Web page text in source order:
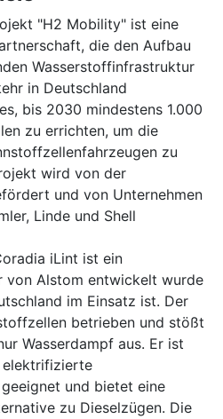
"H2 Mobility" ist eine
die den Aufbau
Wasserstoffinfrastruktur
in Deutschland
bis 2030 mindestens 1.000
zu errichten, um die
zu
wird von der
und von Unternehmen
Linde und Shell
iLint ist ein
von Alstom entwickelt wurde
im Einsatz ist. Der
betrieben und stößt
Wasserdampf aus. Er ist
elektrifizierte
und bietet eine
zu Dieselzügen. Die